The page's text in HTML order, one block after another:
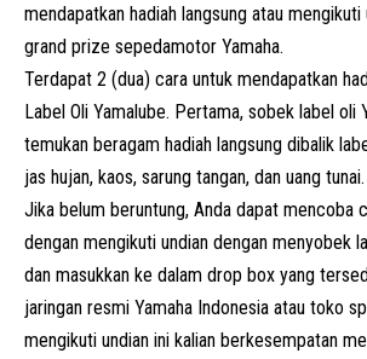
mendapatkan hadiah langsung atau mengikuti
grand prize sepedamotor Yamaha.
Terdapat 2 (dua) cara untuk mendapatkan
Label Oli Yamalube. Pertama, sobek label oli
temukan beragam hadiah langsung dibalik
jas hujan, kaos, sarung tangan, dan uang tunai.
Jika belum beruntung, Anda dapat mencoba
dengan mengikuti undian dengan menyobek
dan masukkan ke dalam drop box yang
jaringan resmi Yamaha Indonesia atau toko
mengikuti undian ini kalian berkesempatan